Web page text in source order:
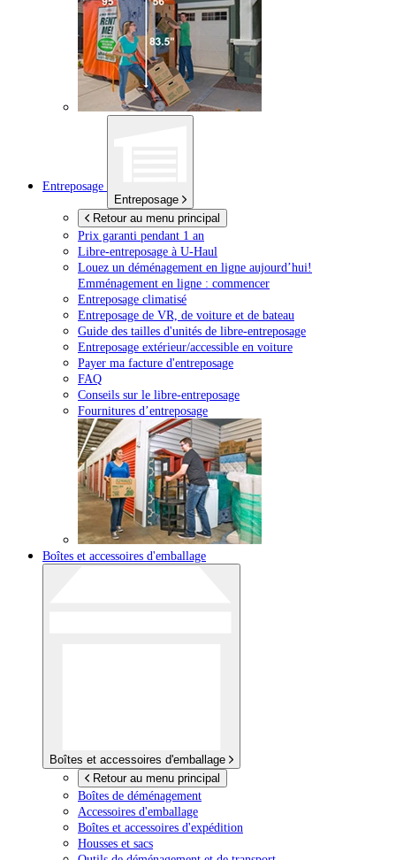
Entreposage
Entreposage
Retour au menu principal
Prix garanti pendant 1 an
Libre-entreposage à U-Haul
Louez un déménagement en ligne aujourd’hui!
Emménagement en ligne : commencer
Entreposage climatisé
Entreposage de VR, de voiture et de bateau
Guide des tailles d'unités de libre-entreposage
Entreposage extérieur/accessible en voiture
Payer ma facture d'entreposage
FAQ
Conseils sur le libre-entreposage
Fournitures d’entreposage
Boîtes et accessoires d'emballage
Boîtes et accessoires d'emballage
Retour au menu principal
Boîtes de déménagement
Accessoires d'emballage
Boîtes et accessoires d'expédition
Housses et sacs